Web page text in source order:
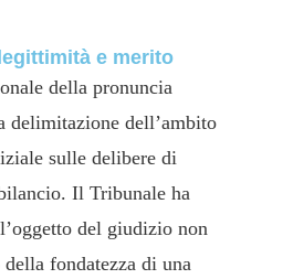
e merito
della pronuncia
delimitazione dell’ambito
sulle delibere di
Il Tribunale ha
del giudizio non
della fondatezza di una